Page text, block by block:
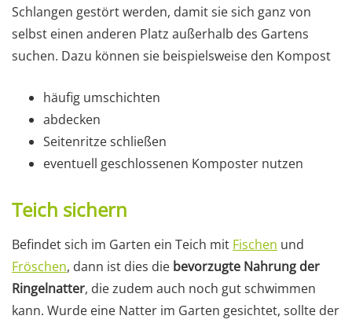
Schlangen gestört werden, damit sie sich ganz von
selbst einen anderen Platz außerhalb des Gartens
suchen. Dazu können sie beispielsweise den Kompost
häufig umschichten
abdecken
Seitenritze schließen
eventuell geschlossenen Komposter nutzen
Teich sichern
Befindet sich im Garten ein Teich mit Fischen und
Fröschen, dann ist dies die bevorzugte Nahrung der
Ringelnatter, die zudem auch noch gut schwimmen
kann. Wurde eine Natter im Garten gesichtet, sollte der